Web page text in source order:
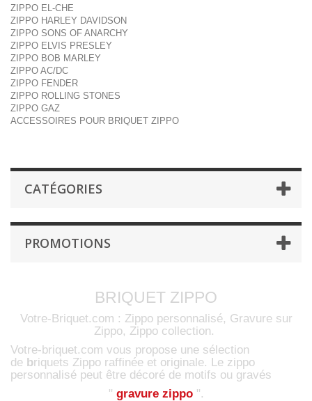
ZIPPO EL-CHE
ZIPPO HARLEY DAVIDSON
ZIPPO SONS OF ANARCHY
ZIPPO ELVIS PRESLEY
ZIPPO BOB MARLEY
ZIPPO AC/DC
ZIPPO FENDER
ZIPPO ROLLING STONES
ZIPPO GAZ
ACCESSOIRES POUR BRIQUET ZIPPO
CATÉGORIES
PROMOTIONS
BRIQUET ZIPPO
Votre-Briquet.com : Zippo personnalisé, Gravure sur
Zippo, Zippo collection.
Votre-briquet.com vous propose une sélection
de briquets Zippo raffinée et originale. Le zippo
personnalisé peut être décoré de motifs ou gravés
" gravure zippo".